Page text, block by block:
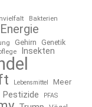
Bakterien
Energie
Gehirn Genetik
Insekten
Lebensmittel
Meer
Pestizide PFAS